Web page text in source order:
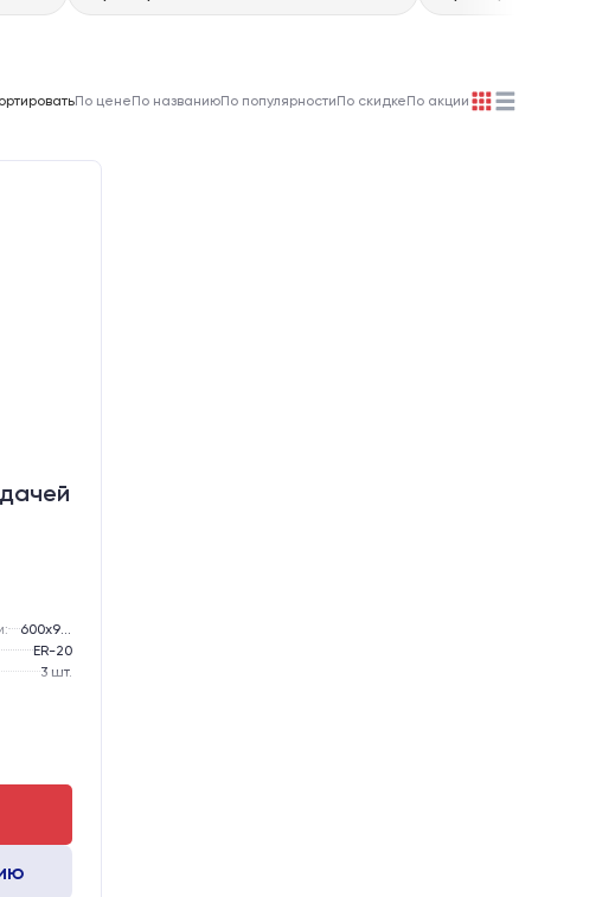
По ценеПо названиюПо популярностиПо скидкеПо акции
ER-20
3 шт.